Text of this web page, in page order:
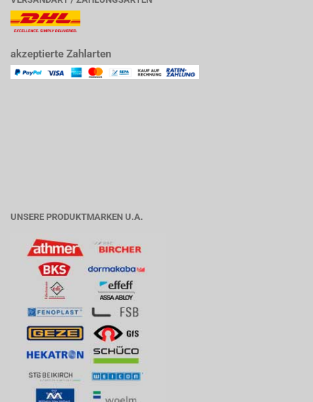
akzeptierte Zahlarten
UNSERE PRODUKTMARKEN U.A.